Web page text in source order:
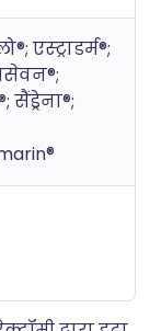
एस्ट्राडर्म®;
सैंड्रेना®;